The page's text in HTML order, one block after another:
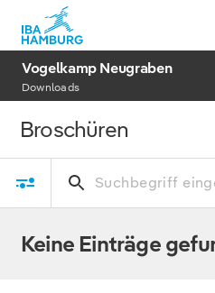
Vogelkamp Neugraben
Downloads
Broschüren
Keine Einträge